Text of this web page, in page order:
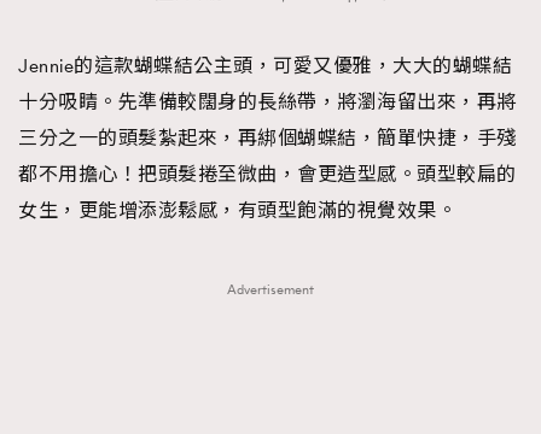
Jennie的這款蝴蝶結公主頭，可愛又優雅，大大的蝴蝶結
十分吸睛。先準備較闊身的長絲帶，將瀏海留出來，再將
三分之一的頭髮紮起來，再綁個蝴蝶結，簡單快捷，手殘
都不用擔心！把頭髮捲至微曲，會更造型感。頭型較扁的
女生，更能增添澎鬆感，有頭型飽滿的視覺效果。
Advertisement